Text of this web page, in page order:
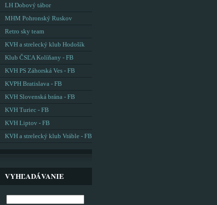
LH Dobový tábor
MHM Pohronský Ruskov
Retro sky team
KVH a strelecký klub Hodošík
Klub ČSĽA Kolíňany - FB
KVH PS Záhorská Ves - FB
KVPH Bratislava - FB
KVH Slovenská brána - FB
KVH Turiec - FB
KVH Liptov - FB
KVH a strelecký klub Vráble - FB
VYHĽADÁVANIE